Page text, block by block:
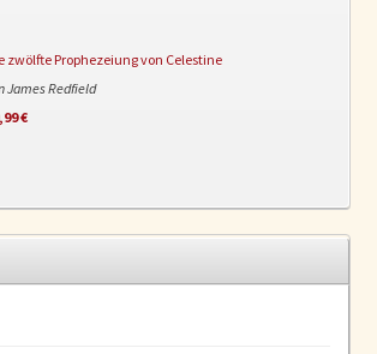
zwölfte Prophezeiung von Celestine
James Redfield
€